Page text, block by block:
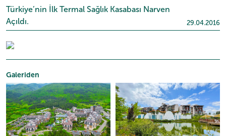
Galeriden
Türkiye’nin İlk Termal Sağlık Kasabası Narven
Açıldı.
29.04.2016